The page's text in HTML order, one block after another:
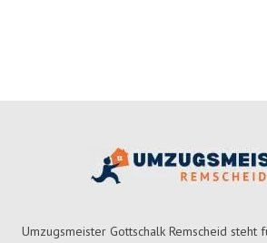
Umzugsmeister Gottschalk Remscheid steht